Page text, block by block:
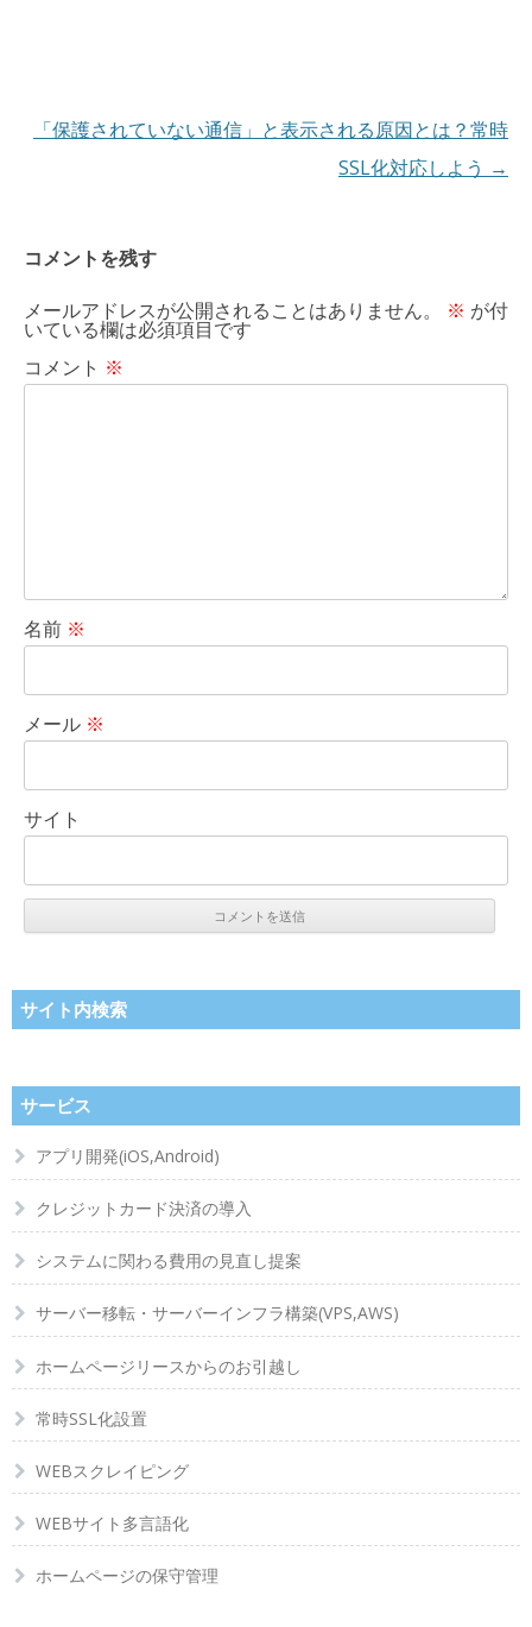
シ
ョ
ン
「保護されていない通信」と表示される原因とは？常時
SSL化対応しよう →
コメントを残す
メールアドレスが公開されることはありません。
※ が付
いている欄は必須項目です
コメント ※
名前 ※
メール ※
サイト
サイト内検索
サービス
アプリ開発(iOS,Android)
クレジットカード決済の導入
システムに関わる費用の見直し提案
サーバー移転・サーバーインフラ構築(VPS,AWS)
ホームページリースからのお引越し
常時SSL化設置
WEBスクレイピング
WEBサイト多言語化
ホームページの保守管理